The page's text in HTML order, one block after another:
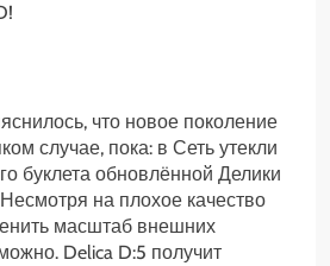
что новое поколение
случае, пока: в Сеть утекли
буклета обновлённой Делики
на плохое качество
масштаб внешних
Delica D:5 получит